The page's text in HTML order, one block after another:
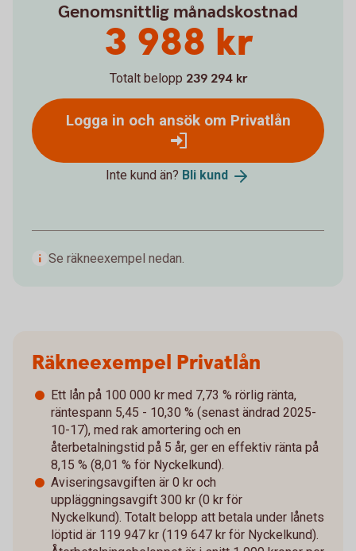
Genomsnittlig månadskostnad
3 988 kr
Totalt belopp 239 294 kr
Logga in och ansök om Privatlån
Inte kund än? Bli kund
Se räkneexempel nedan.
Räkneexempel Privatlån
Ett lån på 100 000 kr med 7,73 % rörlig ränta,
räntespann 5,45 - 10,30 % (senast ändrad 2025-
10-17), med rak amortering och en
återbetalningstid på 5 år, ger en effektiv ränta på
8,15 % (8,01 % för Nyckelkund).
Aviseringsavgiften är 0 kr och
uppläggningsavgift 300 kr (0 kr för
Nyckelkund). Totalt belopp att betala under lånets
löptid är 119 947 kr (119 647 kr för Nyckelkund).